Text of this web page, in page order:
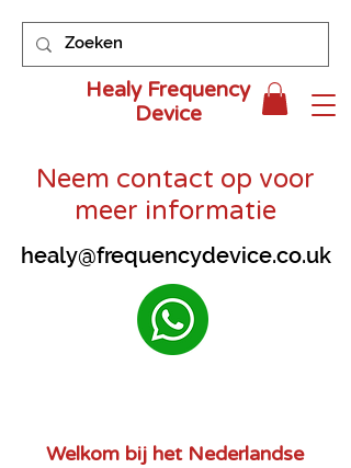
Healy Frequency
Device
Neem contact op voor
meer informatie
healy@frequencydevice.co.uk
Welkom bij het Nederlandse